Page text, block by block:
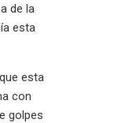
de la
esta
esta
con
golpes